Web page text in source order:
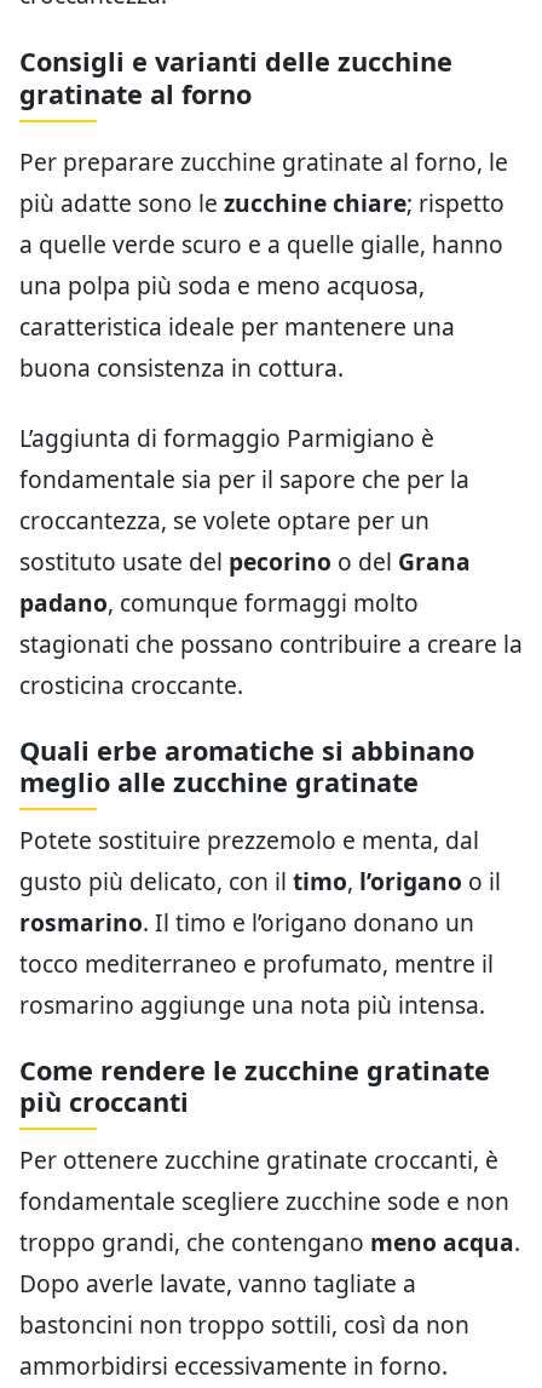
Consigli e varianti delle zucchine
gratinate al forno
Per preparare zucchine gratinate al forno, le
più adatte sono le zucchine chiare; rispetto
a quelle verde scuro e a quelle gialle, hanno
una polpa più soda e meno acquosa,
caratteristica ideale per mantenere una
buona consistenza in cottura.
L’aggiunta di formaggio Parmigiano è
fondamentale sia per il sapore che per la
croccantezza, se volete optare per un
sostituto usate del pecorino o del Grana
padano, comunque formaggi molto
stagionati che possano contribuire a creare la
crosticina croccante.
Quali erbe aromatiche si abbinano
meglio alle zucchine gratinate
Potete sostituire prezzemolo e menta, dal
gusto più delicato, con il timo, l’origano o il
rosmarino. Il timo e l’origano donano un
tocco mediterraneo e profumato, mentre il
rosmarino aggiunge una nota più intensa.
Come rendere le zucchine gratinate
più croccanti
Per ottenere zucchine gratinate croccanti, è
fondamentale scegliere zucchine sode e non
troppo grandi, che contengano meno acqua.
Dopo averle lavate, vanno tagliate a
bastoncini non troppo sottili, così da non
ammorbidirsi eccessivamente in forno.